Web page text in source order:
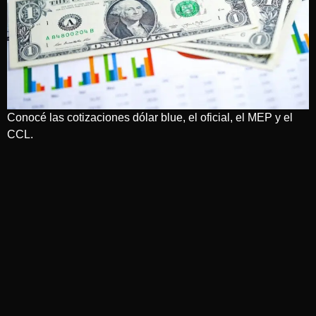
Conocé las cotizaciones dólar blue, el oficial, el MEP y el
CCL.